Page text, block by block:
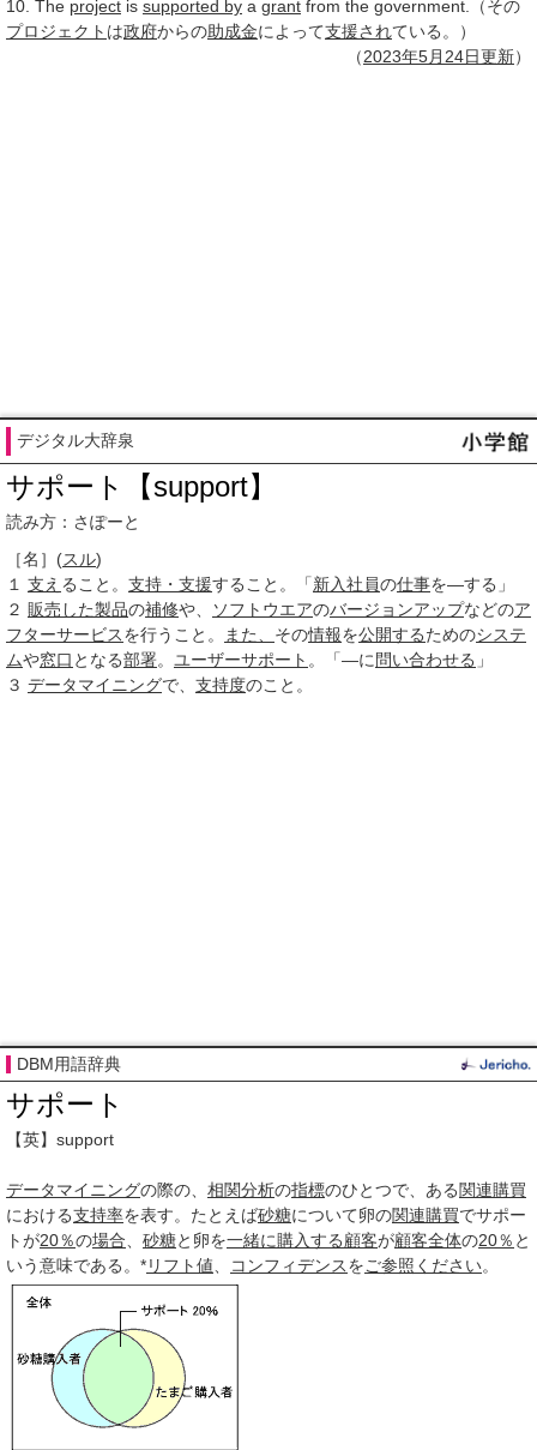
10. The project is supported by a grant from the government.（その
プロジェクト は政府からの助成金によって支援されている。）
（2023年5月24日更新）
デジタル大辞泉
サポート【support】
読み方：さぽーと
［名］ (スル)
１
支え ること。 支持・支援すること。「新入社員の仕事を―する」
２ 販売した製品の補修や、 ソフトウエアのバージョンアップなどのア
フターサービスを行うこと。 また、 その情報を公開するためのシステ
ムや窓口 となる部署。 ユーザーサポート 。「―に 問い合わせる 」
３ データマイニングで、 支持度のこと。
DBM用語辞典
サポート
【英】support
データマイニングの際の、 相関分析の指標のひとつで、ある関連購買
における支持率を表す。たとえば砂糖について卵の関連購買でサポー
トが20％の場合 砂糖と卵を一緒に購入する顧客が顧客全体の20％ と
いう意味である。*リフト値 コンフィデンスをご参照 ください。